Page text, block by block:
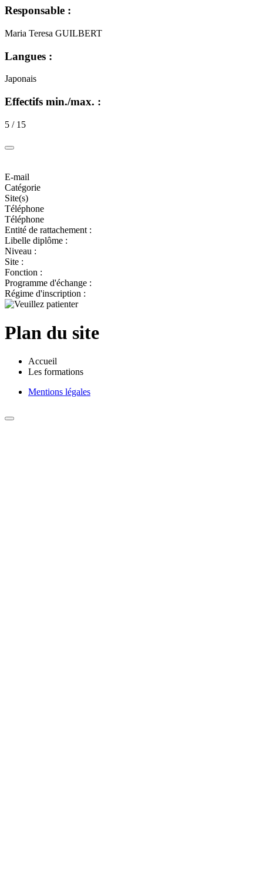
Responsable :
Maria Teresa GUILBERT
Langues :
Japonais
Effectifs min./max. :
5 / 15
E-mail
Catégorie
Site(s)
Téléphone
Téléphone
Entité de rattachement :
Libelle diplôme :
Niveau :
Site :
Fonction :
Programme d'échange :
Régime d'inscription :
Plan du site
Accueil
Les formations
Mentions légales